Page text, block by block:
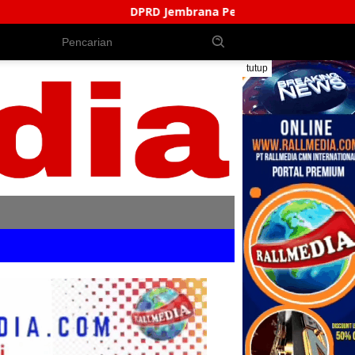
DPRD Jembrana Perkuat Produk Hukum Daerah, Bentuk AKD
tutup